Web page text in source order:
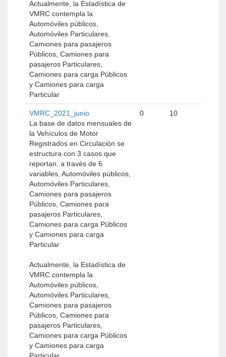
Actualmente, la Estadística de
VMRC contempla la
Automóviles públicos,
Automóviles Particulares,
Camiones para pasajeros
Públicos, Camiones para
pasajeros Particulares,
Camiones para carga Públicos
y Camiones para carga
Particular
VMRC_2021_junio
La base de datos mensuales de
la Vehículos de Motor
Registrados en Circulación se
estructura con 3 casos que
reportan, a través de 6
variables, Automóviles públicos,
Automóviles Particulares,
Camiones para pasajeros
Públicos, Camiones para
pasajeros Particulares,
Camiones para carga Públicos
y Camiones para carga
Particular
Actualmente, la Estadística de
VMRC contempla la
Automóviles públicos,
Automóviles Particulares,
Camiones para pasajeros
Públicos, Camiones para
pasajeros Particulares,
Camiones para carga Públicos
y Camiones para carga
0 10